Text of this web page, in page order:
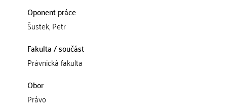
Oponent práce
Šustek, Petr
Fakulta / součást
Právnická fakulta
Obor
Právo